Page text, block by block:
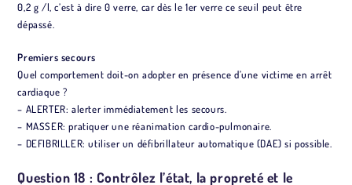
0,2 g /l, c’est à dire 0 verre, car dès le 1er verre ce seuil peut être
dépassé.
Premiers secours
Quel comportement doit-on adopter en présence d’une victime en arrêt
cardiaque ?
– ALERTER: alerter immédiatement les secours.
– MASSER: pratiquer une réanimation cardio-pulmonaire.
– DEFIBRILLER: utiliser un défibrillateur automatique (DAE) si possible.
Question 18 : Contrôlez l’état, la propreté et le